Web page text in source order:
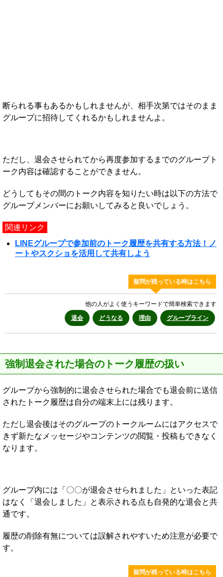
断られる事もあるかもしれませんが、相手次第ではそのまま
グループに招待してくれるかもしれませんよ。
ただし、退会させられてから再度参加するまでのグループト
ーク内容は確認することができません。
どうしてもその間のトーク内容を知りたい時は以下の方法で
グループメンバーにお願いしてみると良いでしょう。
関連リンク
LINEグループで参加前のトーク履歴を共有する方法！ノ
ートやスクショを活用して共有しよう
疑問が残っている時はこちら
他の人がよく使うキーワードで簡単検索できます
退会
どうなる 理由 グループライン
強制退会された場合のトーク履歴の扱い
グループから強制的に退会させられた場合でも退会前に送信
されたトーク履歴は自分の端末上には残ります。
ただし退会後はそのグループのトークルームにはアクセスで
きず新たなメッセージやコンテンツの閲覧・投稿もできなく
なります。
グループ内には「〇〇が退会させられました」といった表記
はなく「退会しました」と表示される点も自発的な退会と共
通です。
履歴の削除有無については誤解されやすいため注意が必要で
す。
疑問が残っている時はこちら